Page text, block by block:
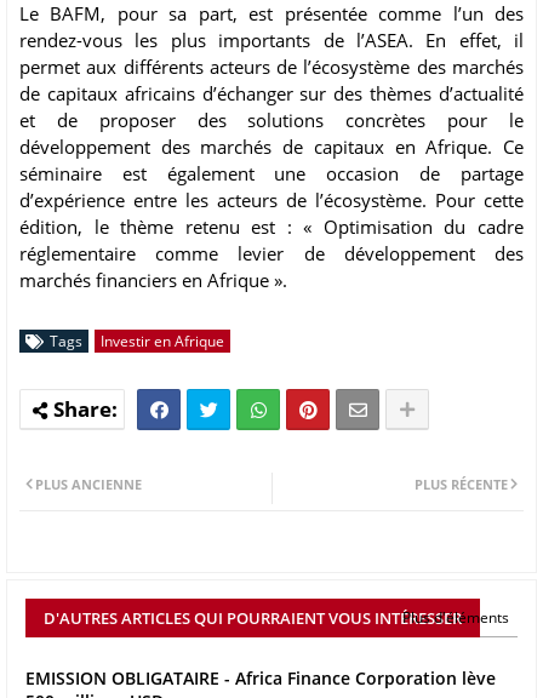
Le BAFM, pour sa part, est présentée comme l’un des
rendez-vous les plus importants de l’ASEA. En effet, il
permet aux différents acteurs de l’écosystème des marchés
de capitaux africains d’échanger sur des thèmes d’actualité
et de proposer des solutions concrètes pour le
développement des marchés de capitaux en Afrique. Ce
séminaire est également une occasion de partage
d’expérience entre les acteurs de l’écosystème. Pour cette
édition, le thème retenu est : « Optimisation du cadre
réglementaire comme levier de développement des
marchés financiers en Afrique ».
Tags Investir en Afrique
PLUS RÉCENTE
PLUS ANCIENNE
D'AUTRES ARTICLES QUI POURRAIENT VOUS INTÉRESSER
Plus d'éléments
EMISSION OBLIGATAIRE - Africa Finance Corporation lève